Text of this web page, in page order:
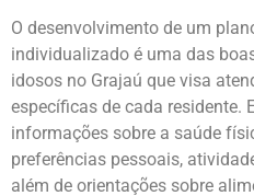
O desenvolvimento de um
individualizado é uma das
idosos no Grajaú que visa
específicas de cada residente.
informações sobre a saúde
preferências pessoais,
além de orientações sobre